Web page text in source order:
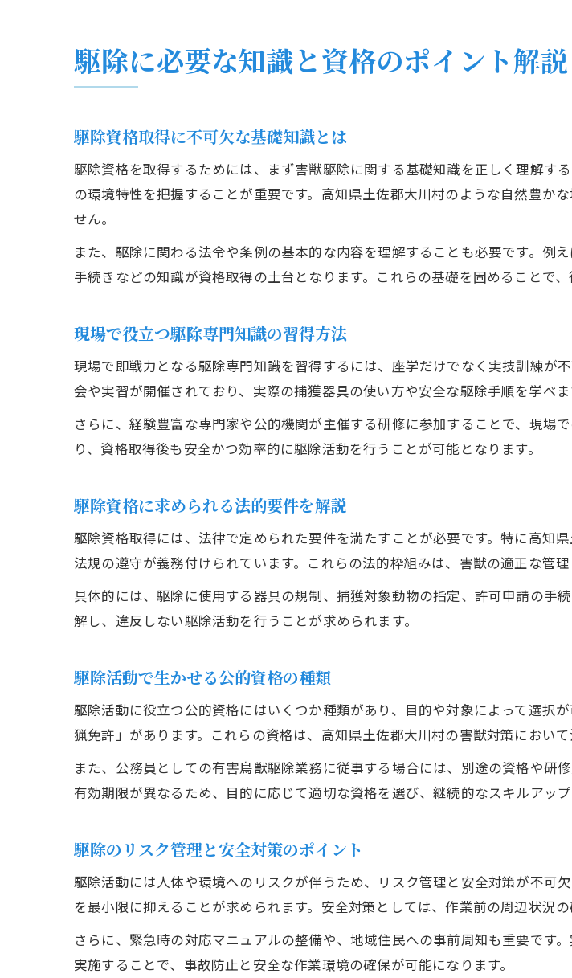
駆除に必要な知識と資格のポイント解説
駆除資格取得に不可欠な基礎知識とは
駆除資格を取得するためには、まず害獣駆除に関する基礎知識を正しく理解す
の環境特性を把握することが重要です。高知県土佐郡大川村のような自然豊か
せん。
また、駆除に関わる法令や条例の基本的な内容を理解することも必要です。例
手続きなどの知識が資格取得の土台となります。これらの基礎を固めることで
現場で役立つ駆除専門知識の習得方法
現場で即戦力となる駆除専門知識を習得するには、座学だけでなく実技訓練が
会や実習が開催されており、実際の捕獲器具の使い方や安全な駆除手順を学べま
さらに、経験豊富な専門家や公的機関が主催する研修に参加することで、現場
り、資格取得後も安全かつ効率的に駆除活動を行うことが可能となります。
駆除資格に求められる法的要件を解説
駆除資格取得には、法律で定められた要件を満たすことが必要です。特に高知
法規の遵守が義務付けられています。これらの法的枠組みは、害獣の適正な管
具体的には、駆除に使用する器具の規制、捕獲対象動物の指定、許可申請の手
解し、違反しない駆除活動を行うことが求められます。
駆除活動で生かせる公的資格の種類
駆除活動に役立つ公的資格にはいくつか種類があり、目的や対象によって選択
猟免許」があります。これらの資格は、高知県土佐郡大川村の害獣対策におい
また、公務員としての有害鳥獣駆除業務に従事する場合には、別途の資格や研
有効期限が異なるため、目的に応じて適切な資格を選び、継続的なスキルアップ
駆除のリスク管理と安全対策のポイント
駆除活動には人体や環境へのリスクが伴うため、リスク管理と安全対策が不可
を最小限に抑えることが求められます。安全対策としては、作業前の周辺状況
さらに、緊急時の対応マニュアルの整備や、地域住民への事前周知も重要です
実施することで、事故防止と安全な作業環境の確保が可能になります。